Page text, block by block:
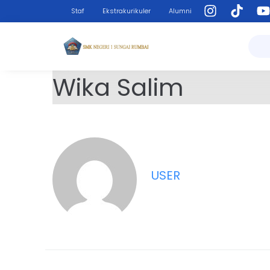
Staf Ekstrakurikuler Alumni
Wika Salim
USER